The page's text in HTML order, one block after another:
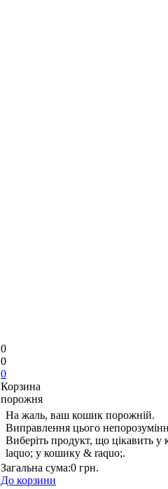
0
0
0
Корзина
порожня
На жаль, ваш кошик порожній.
Виправлення цього
Виберіть продукт, що цікавить у
laquo; у кошику & raquo;.
Загальна сума:0 грн.
До корзини